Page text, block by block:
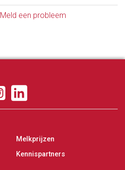
Meld een probleem
Melkprijzen
Kennispartners